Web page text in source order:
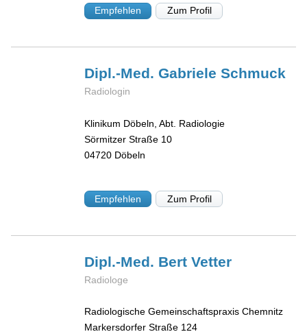
Empfehlen Zum Profil
Dipl.-Med. GabrieleSchmuck
Radiologin
Klinikum Döbeln, Abt. Radiologie
Sörmitzer Straße 10
04720 Döbeln
Empfehlen Zum Profil
Dipl.-Med. BertVetter
Radiologe
Radiologische Gemeinschaftspraxis Chemnitz
Markersdorfer Straße 124